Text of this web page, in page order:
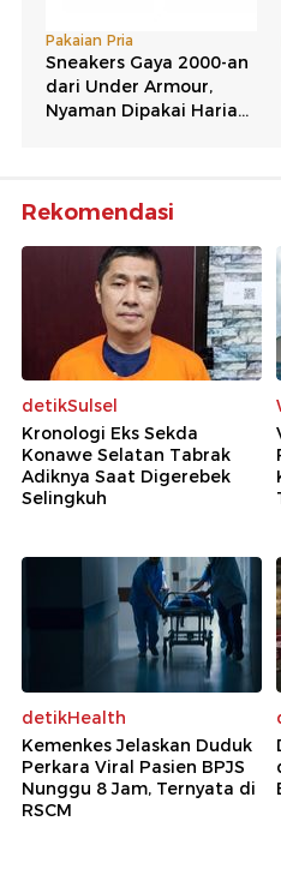
Rekomendasi
detikSulsel
Kronologi Eks Sekda
Konawe Selatan Tabrak
Adiknya Saat Digerebek
Selingkuh
detikHealth
Kemenkes Jelaskan Duduk
Perkara Viral Pasien BPJS
Nunggu 8 Jam, Ternyata di
RSCM